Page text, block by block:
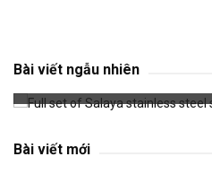
Bài viết ngẫu nhiên
Sonic cars
703 đã xem
Bài viết mới